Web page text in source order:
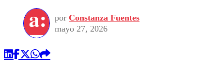
por Constanza Fuentes
mayo 27, 2026